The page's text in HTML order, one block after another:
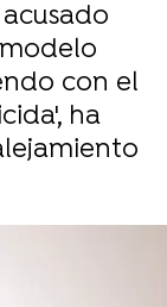
con el
ha